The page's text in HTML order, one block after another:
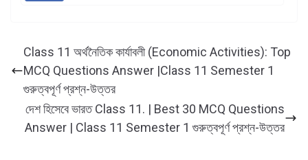
Class 11 অর্থনৈতিক কার্যাবলী (Economic Activities): Top
MCQ Questions Answer |Class 11 Semester 1
গুরুত্বপূর্ণ প্রশ্ন-উত্তর
দেশ হিসেবে ভারত Class 11. | Best 30 MCQ Questions
Answer | Class 11 Semester 1 গুরুত্বপূর্ণ প্রশ্ন-উত্তর